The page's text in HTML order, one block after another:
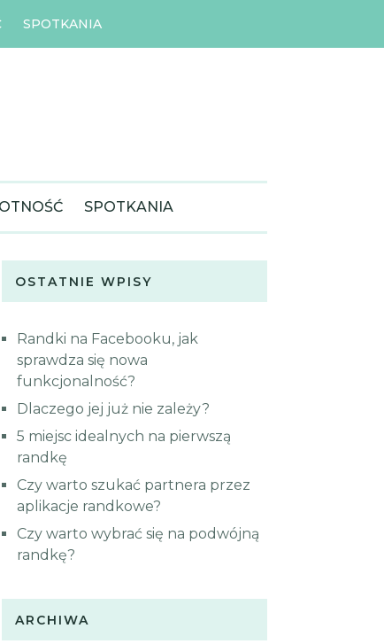
SPOTKANIA
SPOTKANIA
OSTATNIE WPISY
Randki na Facebooku, jak
sprawdza się nowa
funkcjonalność?
Dlaczego jej już nie zależy?
5 miejsc idealnych na pierwszą
randkę
Czy warto szukać partnera przez
aplikacje randkowe?
Czy warto wybrać się na podwójną
randkę?
ARCHIWA